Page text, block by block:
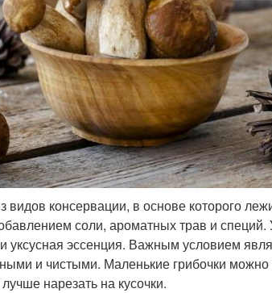
консервации, в основе которого
соли, ароматных трав и специй.
уксусная эссенция. Важным условием
и чистыми. Маленькие грибочки
нарезать на кусочки.